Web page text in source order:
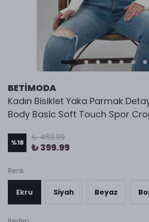
BETİMODA
Kadın Bisiklet Yaka Parmak
Body Basic Soft Touch Spor
%18 ₺ 489.99
₺ 399.99
Renk
Ekru Siyah Beyaz